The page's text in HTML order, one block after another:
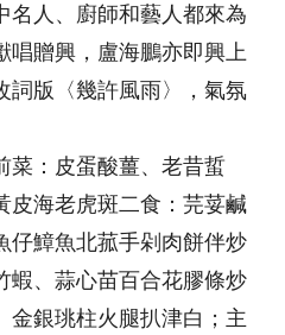
名人、廚師和藝人都來為
唱贈興，盧海鵬亦即興上
詞版〈幾許風雨〉，氣氛
菜：皮蛋酸薑、老昔蜇
皮海老虎斑二食：芫荽鹹
仔鱆魚北菰手剁肉餅伴炒
蝦、蒜心苗百合花膠條炒
金銀珧柱火腿扒津白；主